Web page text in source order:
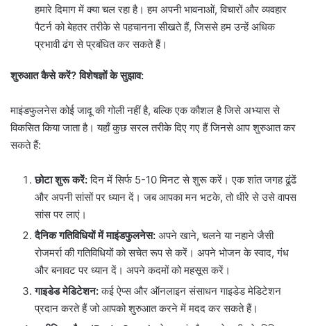
हमारे दिमाग में क्या चल रहा है। हम अपनी भावनाओं, विचारों और व्यवहार
पैटर्न को बेहतर तरीके से पहचानना सीखते हैं, जिससे हम उन्हें अधिक
प्रभावी ढंग से प्रबंधित कर सकते हैं।
शुरुआत कैसे करें? विशेषज्ञों के सुझाव:
माइंडफुलनेस कोई जादू की गोली नहीं है, बल्कि एक कौशल है जिसे अभ्यास से
विकसित किया जाता है। यहाँ कुछ सरल तरीके दिए गए हैं जिनसे आप शुरुआत कर
सकते हैं:
छोटा शुरू करें:दिन में सिर्फ 5-10 मिनट से शुरू करें। एक शांत जगह ढूंढें
और अपनी सांसों पर ध्यान दें। जब आपका मन भटके, तो धीरे से उसे वापस
सांस पर लाएं।
दैनिक गतिविधियों में माइंडफुलनेस: अपने खाने, चलने या नहाने जैसी
रोजमर्रा की गतिविधियों को सचेत रूप से करें। अपने भोजन के स्वाद, गंध
और बनावट पर ध्यान दें। अपने कदमों को महसूस करें।
गाइडेड मेडिटेशन:कई ऐप्स और ऑनलाइन संसाधन गाइडेड मेडिटेशन
प्रदान करते हैं जो आपको शुरुआत करने में मदद कर सकते हैं।